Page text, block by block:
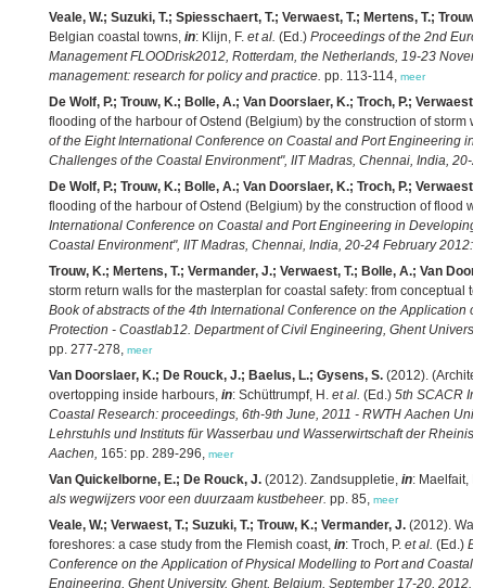
Veale, W.; Suzuki, T.; Spiesschaert, T.; Verwaest, T.; Mertens, T.; Trouw,
Belgian coastal towns, in: Klijn, F. et al. (Ed.) Proceedings of the 2nd
Management FLOODrisk2012, Rotterdam, the Netherlands, 19-23
management: research for policy and practice. pp. 113-114, meer
De Wolf, P.; Trouw, K.; Bolle, A.; Van Doorslaer, K.; Troch, P.; Verwaest,
flooding of the harbour of Ostend (Belgium) by the construction of storm
of the Eight International Conference on Coastal and Port Engineering in
Challenges of the Coastal Environment", IIT Madras, Chennai, India, 20-
De Wolf, P.; Trouw, K.; Bolle, A.; Van Doorslaer, K.; Troch, P.; Verwaest,
flooding of the harbour of Ostend (Belgium) by the construction of flood
International Conference on Coastal and Port Engineering in Developing
Coastal Environment", IIT Madras, Chennai, India, 20-24 February 2012:
Trouw, K.; Mertens, T.; Vermander, J.; Verwaest, T.; Bolle, A.; Van
storm return walls for the masterplan for coastal safety: from conceptual
Book of abstracts of the 4th International Conference on the Application
Protection - Coastlab12. Department of Civil Engineering, Ghent
pp. 277-278, meer
Van Doorslaer, K.; De Rouck, J.; Baelus, L.; Gysens, S. (2012).
overtopping inside harbours, in: Schüttrumpf, H. et al. (Ed.) 5th SCACR
Coastal Research: proceedings, 6th-9th June, 2011 - RWTH Aachen
Lehrstuhls und Instituts für Wasserbau und Wasserwirtschaft der
Aachen, 165: pp. 289-296, meer
Van Quickelborne, E.; De Rouck, J. (2012). Zandsuppletie, in: Maelfait,
als wegwijzers voor een duurzaam kustbeheer. pp. 85, meer
Veale, W.; Verwaest, T.; Suzuki, T.; Trouw, K.; Vermander, J. (2012).
foreshores: a case study from the Flemish coast, in: Troch, P. et al. (Ed.)
Conference on the Application of Physical Modelling to Port and Coastal
Engineering, Ghent University, Ghent, Belgium, September 17-20, 2012.